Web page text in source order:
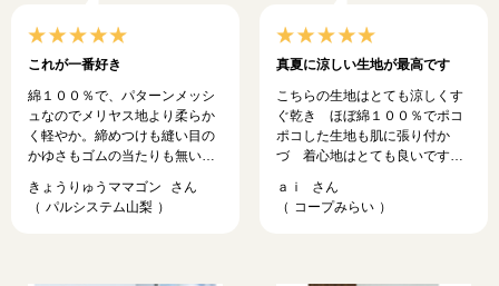
これが一番好き
綿１００％で、パターンメッシ
ュなのでメリヤス地より柔らか
く軽やか。締めつけも縫い目の
かゆさもゴムの当たりも無い。
では無いけれど、快適過ぎるほ
ど。 同じ型で５％だけ化繊入り
きょうりゅうママゴン
パルシステム山梨
真夏に涼しい生地が最高です
こちらの生地はとても涼しくす
ぐ乾き ほぼ綿１００％でポコ
ポコした生地も肌に張り付か
づ 着心地はとても良いです。
型もカバー 一枚でも冷房時に
羽織るのにも重宝しています。
ａｉ
コープみらい